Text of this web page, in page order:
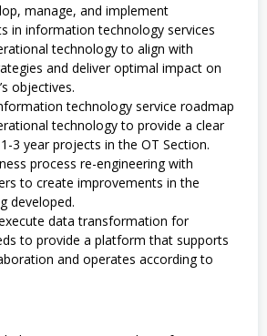
manage, and implement
in information technology services
technology to align with
and deliver optimal impact on
objectives.
technology service roadmap
technology to provide a clear
3 year projects in the OT Section.
process re-engineering with
to create improvements in the
developed.
data transformation for
to provide a platform that supports
and operates according to